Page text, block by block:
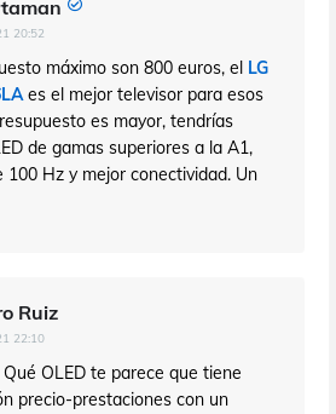
20:52
máximo son 800 euros, el LG
es el mejor televisor para esos
es mayor, tendrías
de gamas superiores a la A1,
100 Hz y mejor conectividad. Un
Ruiz
22:10
OLED te parece que tiene
precio-prestaciones con un